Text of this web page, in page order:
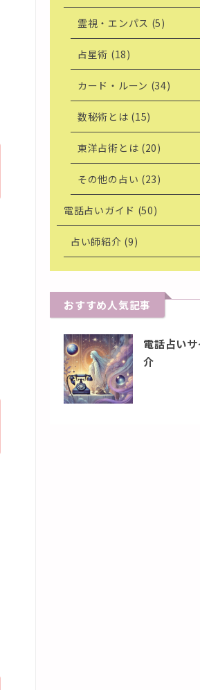
霊視・エンパス (5)
占星術 (18)
カード・ルーン (34)
数秘術とは (15)
東洋占術とは (20)
その他の占い (23)
電話占いガイド (50)
占い師紹介 (9)
おすすめ人気記事
電話占い
介